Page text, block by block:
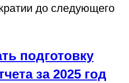
до следующего
подготовку
за 2025 год